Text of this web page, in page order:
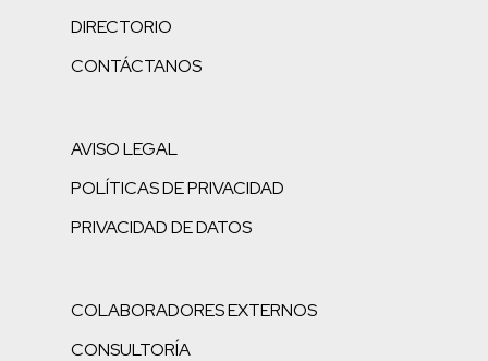
DIRECTORIO
CONTÁCTANOS
AVISO LEGAL
POLÍTICAS DE PRIVACIDAD
PRIVACIDAD DE DATOS
COLABORADORES EXTERNOS
CONSULTORÍA